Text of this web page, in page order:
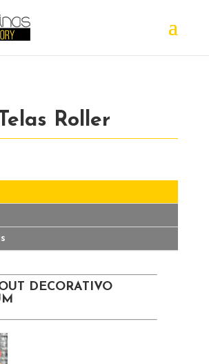
Telas Roller
DECORATIVO